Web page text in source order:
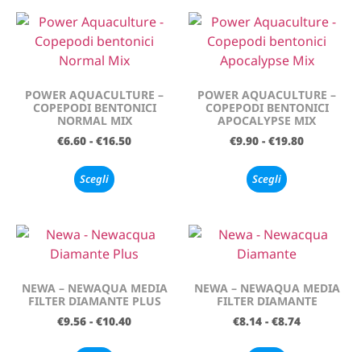
POWER AQUACULTURE –
COPEPODI BENTONICI
NORMAL MIX
€6.60 - €16.50
Scegli
POWER AQUACULTURE –
COPEPODI BENTONICI
APOCALYPSE MIX
€9.90 - €19.80
Scegli
NEWA – NEWAQUA MEDIA
FILTER DIAMANTE PLUS
€9.56 - €10.40
NEWA – NEWAQUA MEDIA
FILTER DIAMANTE
€8.14 - €8.74